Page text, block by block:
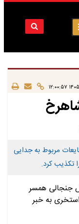
مربوط به جدایی
تکذیب کرد.